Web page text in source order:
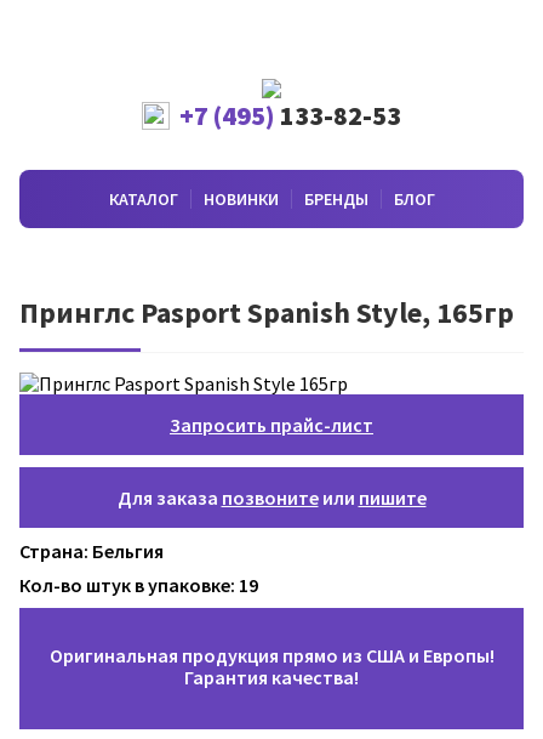
+7 (495) 133-82-53
КАТАЛОГ НОВИНКИ БРЕНДЫ БЛОГ
Принглс Pasport Spanish Style, 165гр
Запросить прайс-лист
Для заказа позвонитеили пишите
Страна: Бельгия
Кол-во штук в упаковке: 19
Оригинальная продукция прямо из США и Европы!
Гарантия качества!